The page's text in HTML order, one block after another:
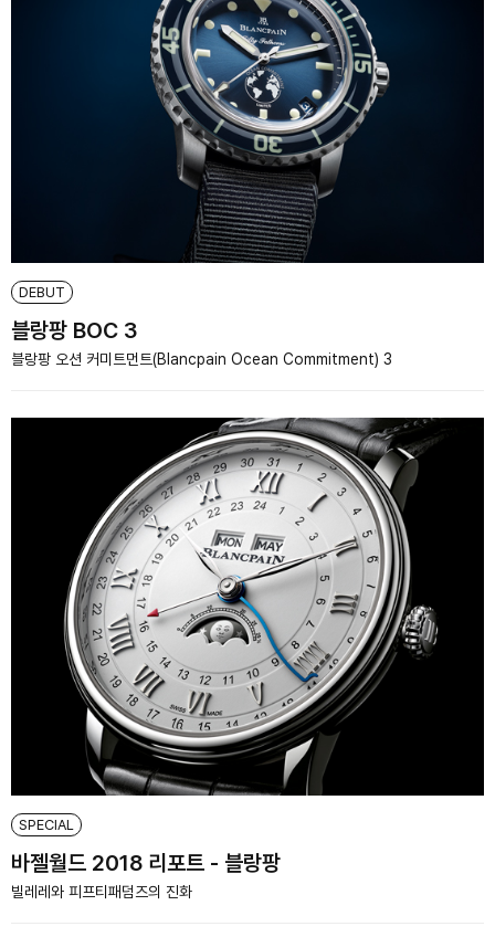
DEBUT
블랑팡 BOC 3
블랑팡 오션 커미트먼트(Blancpain Ocean Commitment) 3
SPECIAL
바젤월드 2018 리포트 - 블랑팡
빌레레와 피프티패덤즈의 진화